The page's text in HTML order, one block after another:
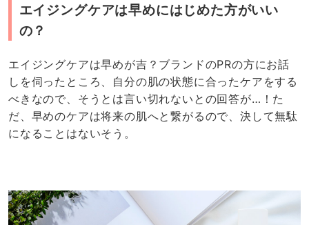
エイジングケアは早めにはじめた方がいい
の？
エイジングケアは早めが吉？ブランドのPRの方にお話
しを伺ったところ、自分の肌の状態に合ったケアをする
べきなので、そうとは言い切れないとの回答が…！た
だ、早めのケアは将来の肌へと繋がるので、決して無駄
になることはないそう。